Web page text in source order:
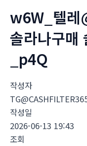
w6W_텔레
솔라나구매
_p4Q
작성자
작성일
2026-06-13 19:43
조회